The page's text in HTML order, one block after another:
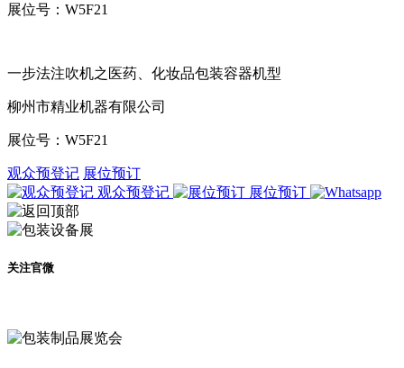
展位号： W5F21
一步法注吹机之医药、化妆品包装容器机型
柳州市精业机器有限公司
展位号： W5F21
观众预登记 展位预订
观众预登记
展位预订
关注官微